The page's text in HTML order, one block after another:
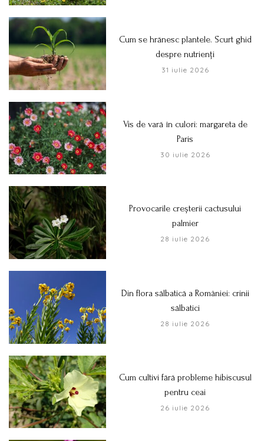
Cum se hrănesc plantele. Scurt ghid
despre nutrienți
31 iulie 2026
Vis de vară în culori: margareta de
Paris
30 iulie 2026
Provocarile creșterii cactusului
palmier
28 iulie 2026
Din flora sălbatică a României: crinii
sălbatici
28 iulie 2026
Cum cultivi fără probleme hibiscusul
pentru ceai
26 iulie 2026